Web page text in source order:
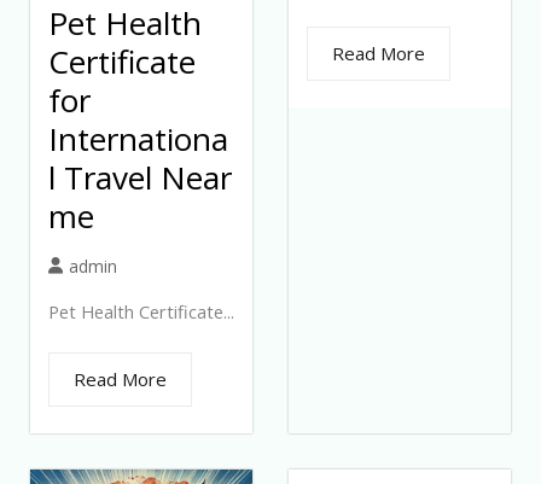
Pet Health
Certificate
for
Internationa
l Travel Near
me
admin
Pet Health Certificate...
Read More
Read More